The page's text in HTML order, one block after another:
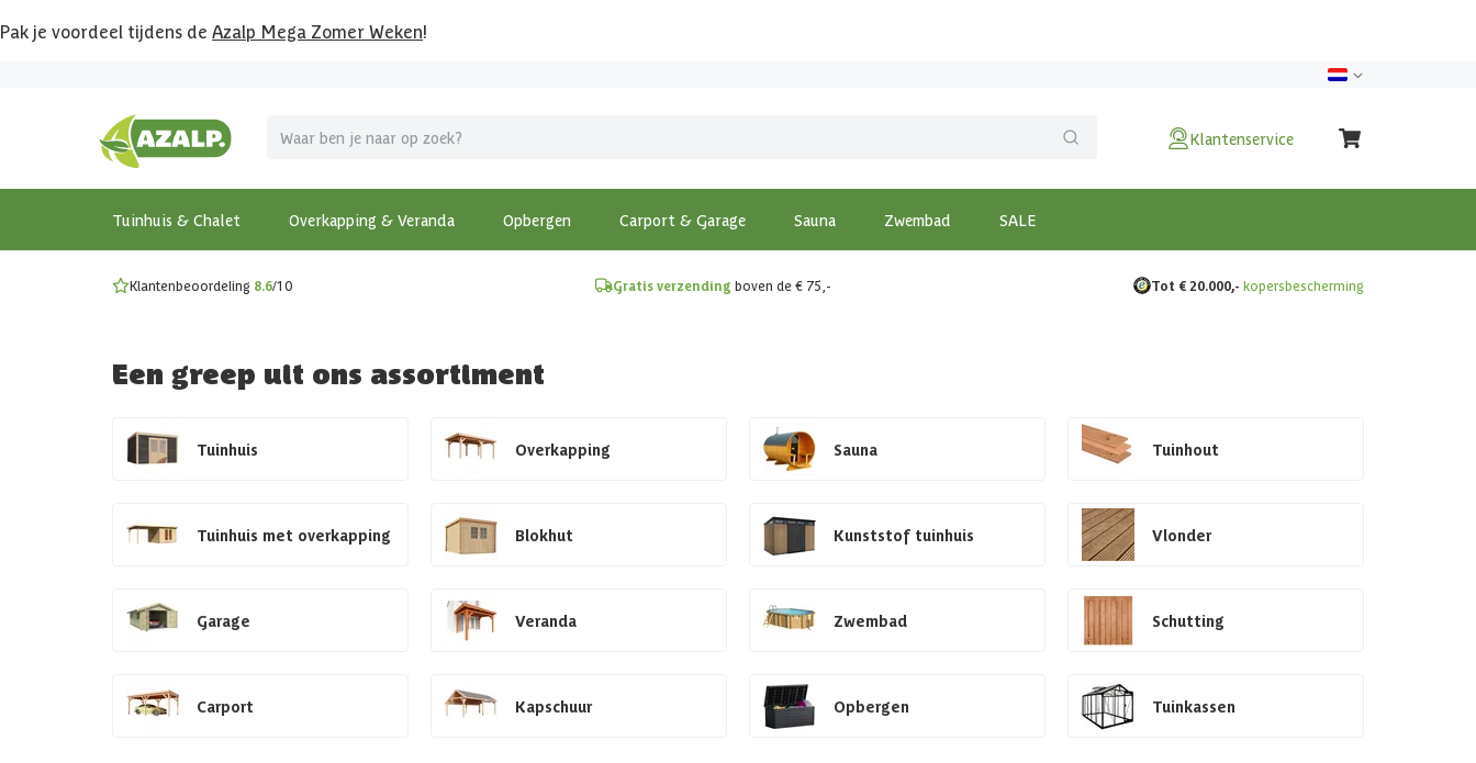
Pak je voordeel tijdens de Azalp Mega Zomer Weken!
Klantenservice
Tuinhuis & Chalet Overkapping & Veranda Opbergen Carport & Garage Sauna Zwembad SALE
MEGA zomer kortingen op overkappingen en tuinhuizen!
Bekijk de actiemodellen
Gratis wandplankset
Ontdek onze metalen overkappingen
Klantenbeoordeling 8.6/10 Gratis verzending boven de € 75,- Tot € 20.000,- kopersbescherming
Een greep uit ons assortiment
Tuinhuis Overkapping Sauna Tuinhout
Tuinhuis met overkapping Blokhut Kunststof tuinhuis Vlonder
Garage Veranda Zwembad Schutting
Carport Kapschuur Opbergen Tuinkassen